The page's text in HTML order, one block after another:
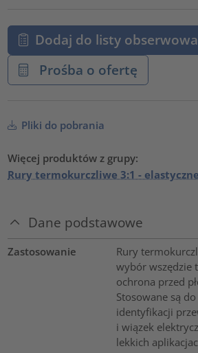
Dodaj do listy
Prośba o ofertę
Pliki do pobrania
Więcej produktów z grupy:
Rury termokurczliwe 3:1 -
Dane podstawowe
Zastosowanie
Rury
wybór wszędzie
ochrona przed
Stosowane są
identyfikacji
i wiązek
lekkich